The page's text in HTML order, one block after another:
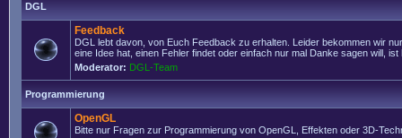
DGL
Feedback
DGL lebt davon, von Euch Feedback zu erhalten. Leider bekommen wir
eine Idee hat, einen Fehler findet oder einfach nur mal Danke sagen will, ist
Moderator: DGL-Team
Programmierung
OpenGL
Bitte nur Fragen zur Programmierung von OpenGL, Effekten oder 3D-